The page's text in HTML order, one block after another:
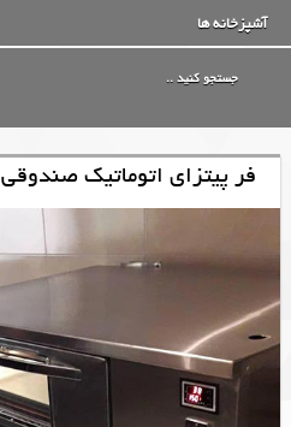
آشپزخانه ها
فر پیتزای اتوماتیک